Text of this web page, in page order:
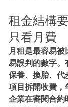
租金結構
只看月費
月租是最容易
易誤判的數字
保養、換胎、代
項目拆開收費，
企業在審閱合